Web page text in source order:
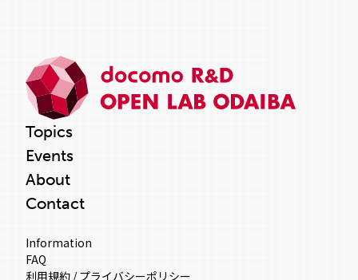
Topics
Events
About
Contact
Information
FAQ
利用規約 / プライバシーポリシー